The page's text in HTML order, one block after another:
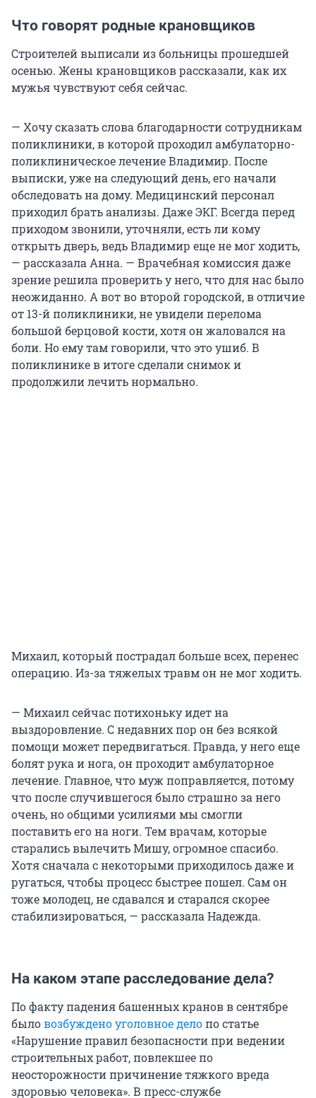
Что говорят родные крановщиков
Строителей выписали из больницы прошедшей
осенью. Жены крановщиков рассказали, как их
мужья чувствуют себя сейчас.
— Хочу сказать слова благодарности сотрудникам
поликлиники, в которой проходил амбулаторно-
поликлиническое лечение Владимир. После
выписки, уже на следующий день, его начали
обследовать на дому. Медицинский персонал
приходил брать анализы. Даже ЭКГ. Всегда перед
приходом звонили, уточняли, есть ли кому
открыть дверь, ведь Владимир еще не мог ходить,
— рассказала Анна. — Врачебная комиссия даже
зрение решила проверить у него, что для нас было
неожиданно. А вот во второй городской, в отличие
от 13-й поликлиники, не увидели перелома
большой берцовой кости, хотя он жаловался на
боли. Но ему там говорили, что это ушиб. В
поликлинике в итоге сделали снимок и
продолжили лечить нормально.
Михаил, который пострадал больше всех, перенес
операцию. Из-за тяжелых травм он не мог ходить.
— Михаил сейчас потихоньку идет на
выздоровление. С недавних пор он без всякой
помощи может передвигаться. Правда, у него еще
болят рука и нога, он проходит амбулаторное
лечение. Главное, что муж поправляется, потому
что после случившегося было страшно за него
очень, но общими усилиями мы смогли
поставить его на ноги. Тем врачам, которые
старались вылечить Мишу, огромное спасибо.
Хотя сначала с некоторыми приходилось даже и
ругаться, чтобы процесс быстрее пошел. Сам он
тоже молодец, не сдавался и старался скорее
стабилизироваться, — рассказала Надежда.
На каком этапе расследование дела?
По факту падения башенных кранов в сентябре
быловозбуждено уголовное делопо статье
«Нарушение правил безопасности при ведении
строительных работ, повлекшее по
неосторожности причинение тяжкого вреда
здоровью человека». В пресс-службе